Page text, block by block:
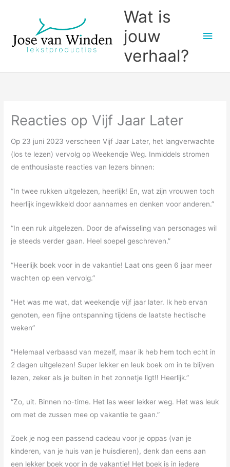
inhoud
Wat is
jouw
verhaal?
Reacties op Vijf Jaar Later
Op 23 juni 2023 verscheen Vijf Jaar Later, het langverwachte
(los te lezen) vervolg op Weekendje Weg. Inmiddels stromen
de enthousiaste reacties van lezers binnen:
“In twee rukken uitgelezen, heerlijk! En, wat zijn vrouwen toch
heerlijk ingewikkeld door aannames en denken voor anderen.”
“In een ruk uitgelezen. Door de afwisseling van personages wil
je steeds verder gaan. Heel soepel geschreven.”
“Heerlijk boek voor in de vakantie! Laat ons geen 6 jaar meer
wachten op een vervolg.”
“Het was me wat, dat weekendje vijf jaar later. Ik heb ervan
genoten, een fijne ontspanning tijdens de laatste hectische
weken”
“Helemaal verbaasd van mezelf, maar ik heb hem toch echt in
2 dagen uitgelezen! Super lekker en leuk boek om in te blijven
lezen, zeker als je buiten in het zonnetje ligt!! Heerlijk.”
“Zo, uit. Binnen no-time. Het las weer lekker weg. Het was leuk
om met de zussen mee op vakantie te gaan.”
Zoek je nog een passend cadeau voor je oppas (van je
kinderen, van je huis van je huisdieren), denk dan eens aan
een lekker boek voor in de vakantie! Het boek is in iedere